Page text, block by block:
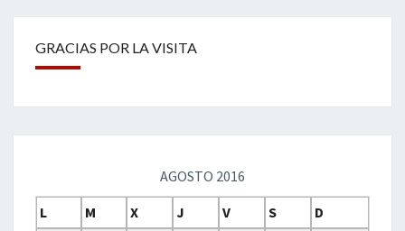
GRACIAS POR LA VISITA
AGOSTO 2016
L
M X J V S
D